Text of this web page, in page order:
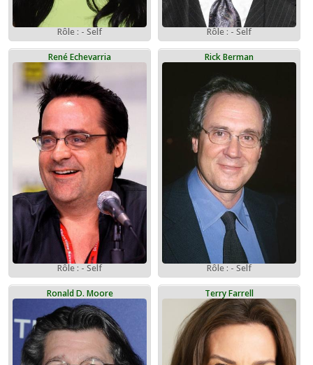
Rôle : - Self Rôle : - Self
René Echevarria
Rôle : - Self
Rick Berman
Rôle : - Self
Ronald D. Moore Terry Farrell